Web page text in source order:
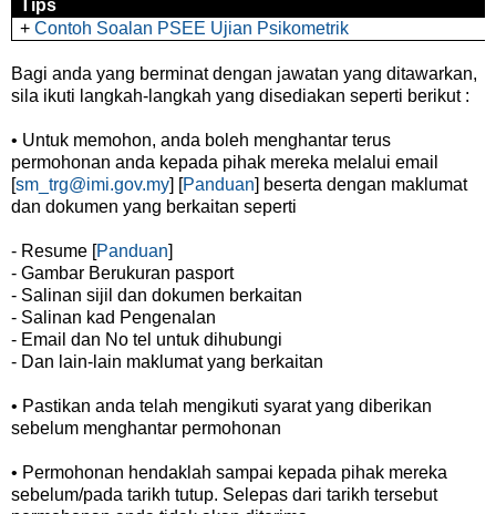
Tips
+Contoh Soalan PSEE Ujian Psikometrik
Bagi anda yang berminat dengan jawatan yang ditawarkan,
sila ikuti langkah-langkah yang disediakan seperti berikut :
• Untuk memohon, anda boleh menghantar terus
permohonan anda kepada pihak mereka melalui email
[sm_trg@imi.gov.my] [Panduan] beserta dengan maklumat
dan dokumen yang berkaitan seperti
- Resume [Panduan]
- Gambar Berukuran pasport
- Salinan sijil dan dokumen berkaitan
- Salinan kad Pengenalan
- Email dan No tel untuk dihubungi
- Dan lain-lain maklumat yang berkaitan
• Pastikan anda telah mengikuti syarat yang diberikan
sebelum menghantar permohonan
• Permohonan hendaklah sampai kepada pihak mereka
sebelum/pada tarikh tutup. Selepas dari tarikh tersebut